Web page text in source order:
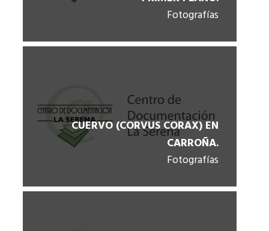
Fotografías
CUERVO (CORVUS CORAX) EN
CARROÑA.
Fotografías